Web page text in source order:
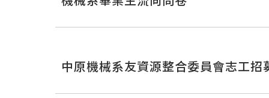
中原機械系友資源整合委員會志工招